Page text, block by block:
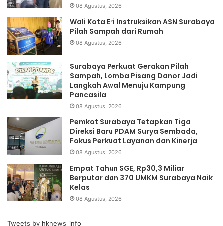
08 Agustus, 2026
Wali Kota Eri Instruksikan ASN Surabaya
Pilah Sampah dari Rumah
08 Agustus, 2026
Surabaya Perkuat Gerakan Pilah
Sampah, Lomba Pisang Danor Jadi
Langkah Awal Menuju Kampung
Pancasila
08 Agustus, 2026
Pemkot Surabaya Tetapkan Tiga
Direksi Baru PDAM Surya Sembada,
Fokus Perkuat Layanan dan Kinerja
08 Agustus, 2026
Empat Tahun SGE, Rp30,3 Miliar
Berputar dan 370 UMKM Surabaya Naik
Kelas
08 Agustus, 2026
Tweets by hknews_info